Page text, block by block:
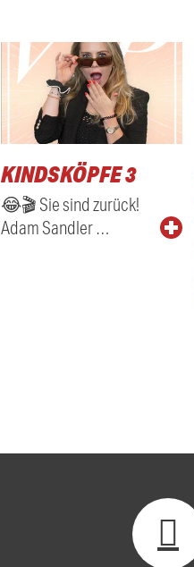
KINDSKÖPFE 3
😂🎬 Sie sind zurück!
Adam Sandler …